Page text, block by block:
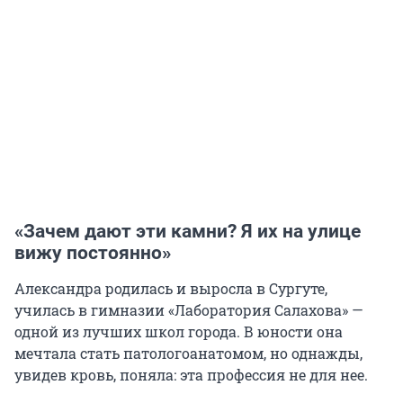
«Зачем дают эти камни? Я их на улице
вижу постоянно»
Александра родилась и выросла в Сургуте,
училась в гимназии «Лаборатория Салахова» —
одной из лучших школ города. В юности она
мечтала стать патологоанатомом, но однажды,
увидев кровь, поняла: эта профессия не для нее.